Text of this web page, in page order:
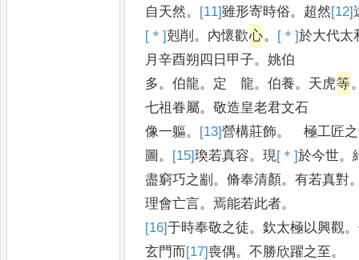
自天然。 [11]雖形寄時俗。 超然[12]
[＊]剋削 。 內懷歡心。 [＊]於大代太
月辛酉朔四日甲子。姚伯
多 。伯龍。 定 龍。伯養。 天虎等
七祖眷屬。敬造皇老君文石
像一軀。 [13]營構莊飾。
極工匠
圖 。 [15]瑍若真容。現[＊]於今世。
盡窮巧之剬 。脩奉清顏。有若真對
理會亡言。焉能若此者。
[16]于時奉敬之徒。欽太極以興觀。
玄門而[17]喪偶。不勝欣躍之至。